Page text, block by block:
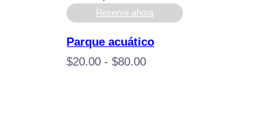
Reserve ahora
Parque acuático
$20.00 - $80.00Rango